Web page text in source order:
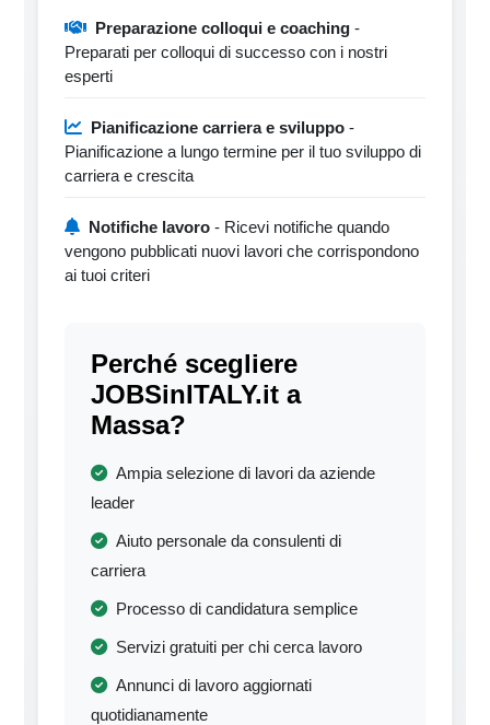
Preparazione colloqui e coaching -
Preparati per colloqui di successo con i nostri
esperti
Pianificazione carriera e sviluppo -
Pianificazione a lungo termine per il tuo sviluppo di
carriera e crescita
Notifiche lavoro - Ricevi notifiche quando
vengono pubblicati nuovi lavori che corrispondono
ai tuoi criteri
Perché scegliere
JOBSinITALY.it a
Massa?
Ampia selezione di lavori da aziende
leader
Aiuto personale da consulenti di
carriera
Processo di candidatura semplice
Servizi gratuiti per chi cerca lavoro
Annunci di lavoro aggiornati
quotidianamente